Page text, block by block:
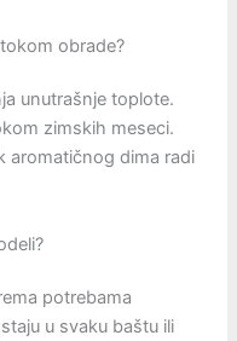
obrade?
unutrašnje toplote.
zimskih meseci.
aromatičnog dima radi
potrebama
u svaku baštu ili